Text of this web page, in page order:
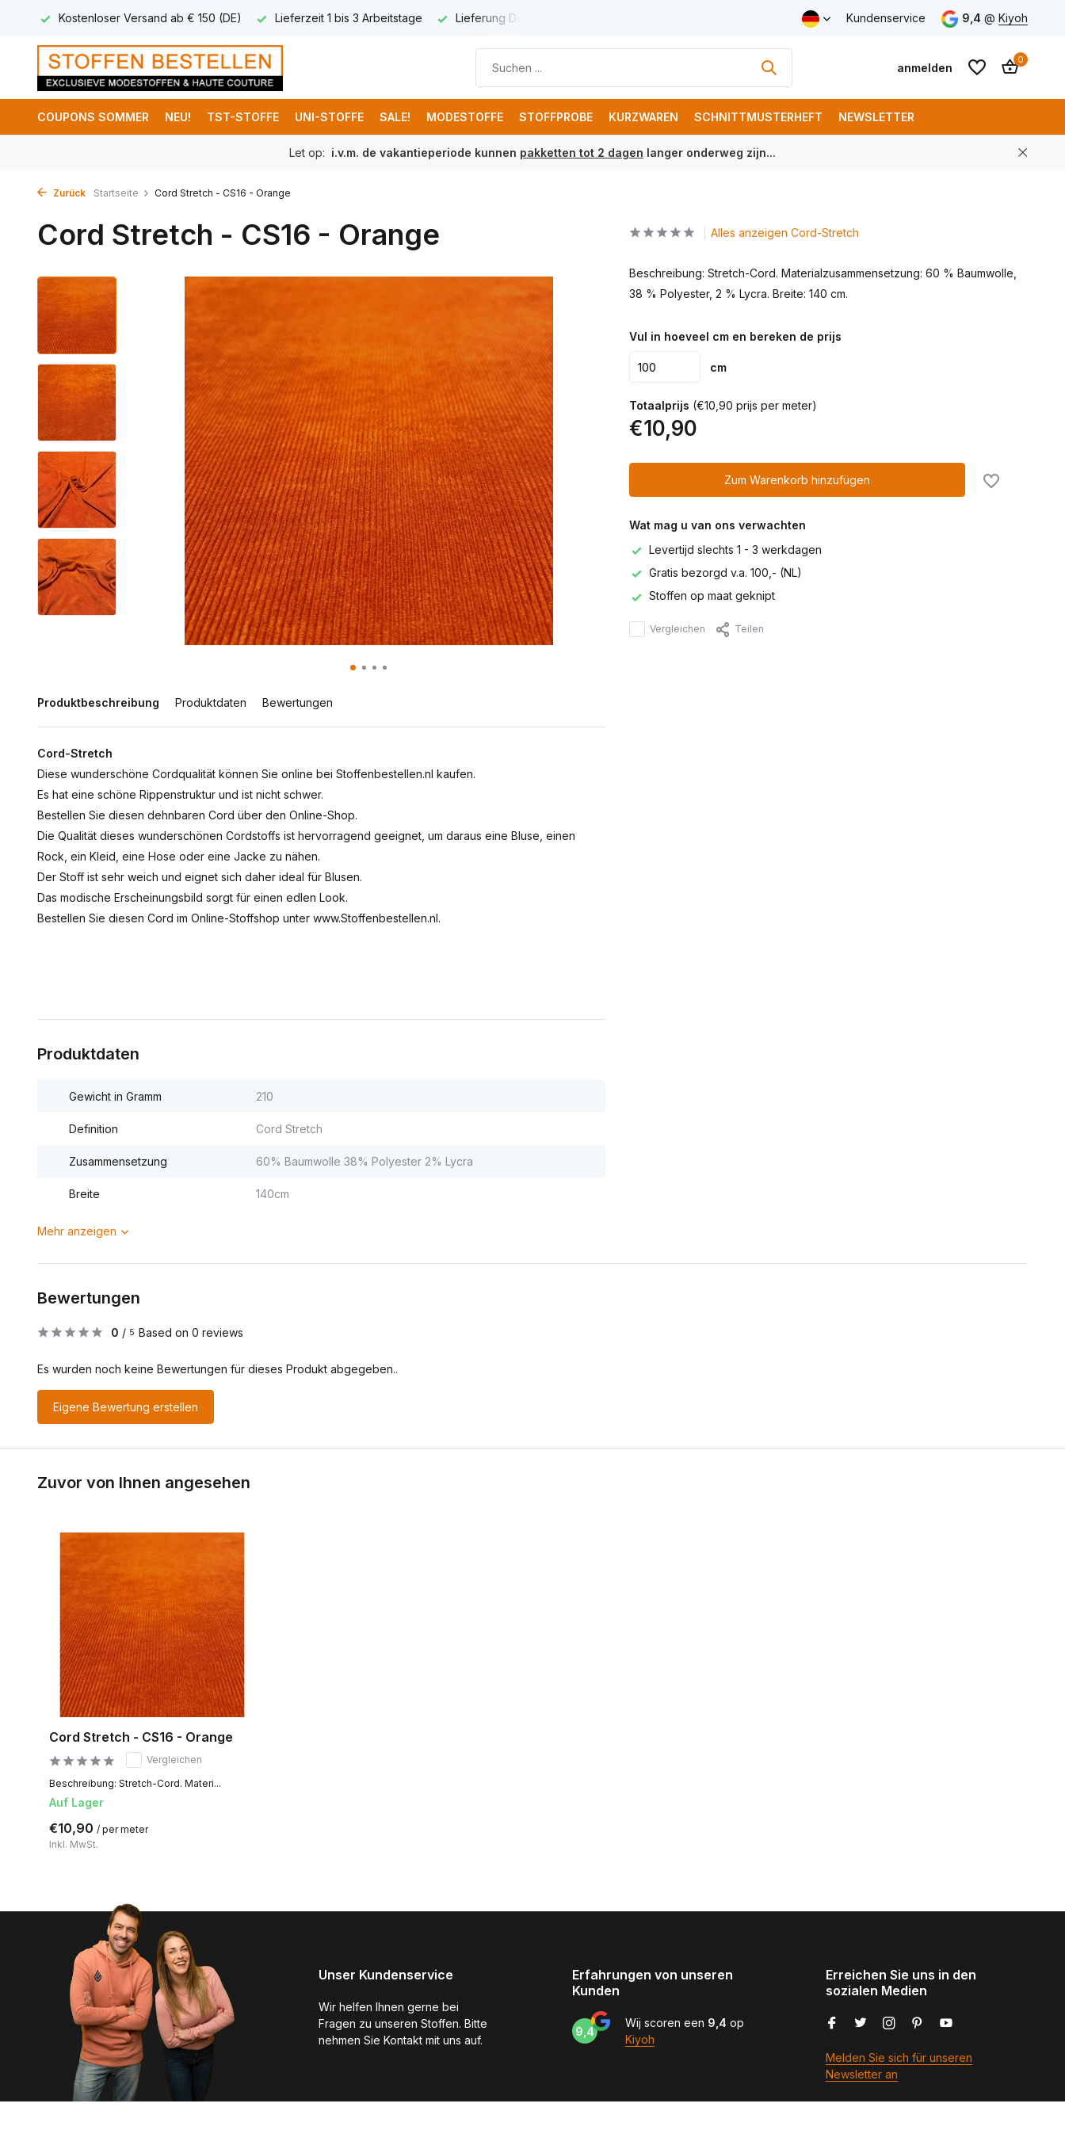
Kostenloser Versand ab € 150 (DE) Lieferzeit 1 bis 3 Arbeitstage Lieferung Deutschland € 8,95 Kostenloser Versand ab € 150 (DE) Kundenservice 9,4 @ Kiyoh
anmelden
anlegen
0
COUPONS SOMMER NEU! TST-STOFFE UNI-STOFFE SALE! MODESTOFFE STOFFPROBE KURZWAREN SCHNITTMUSTERHEFT NEWSLETTER
Let op: i.v.m. de vakantieperiode kunnen pakketten tot 2 dagen langer onderweg zijn...
Zurück Startseite Cord Stretch - CS16 - Orange
Cord Stretch - CS16 - Orange
Produktbeschreibung Produktdaten Bewertungen
Cord-Stretch
Diese wunderschöne Cordqualität können Sie online bei Stoffenbestellen.nl kaufen.
Es hat eine schöne Rippenstruktur und ist nicht schwer.
Bestellen Sie diesen dehnbaren Cord über den Online-Shop.
Die Qualität dieses wunderschönen Cordstoffs ist hervorragend geeignet, um daraus eine Bluse, einen
Rock, ein Kleid, eine Hose oder eine Jacke zu nähen.
Der Stoff ist sehr weich und eignet sich daher ideal für Blusen.
Das modische Erscheinungsbild sorgt für einen edlen Look.
Bestellen Sie diesen Cord im Online-Stoffshop unter www.Stoffenbestellen.nl.
Produktdaten
Gewicht in Gramm 210
Definition Cord Stretch
Zusammensetzung 60% Baumwolle 38% Polyester 2% Lycra
Breite 140cm
Mehr anzeigen
Alles anzeigen Cord-Stretch
Beschreibung: Stretch-Cord. Materialzusammensetzung: 60 % Baumwolle,
38 % Polyester, 2 % Lycra. Breite: 140 cm.
Vul in hoeveel cm en bereken de prijs
cm
Totaalprijs (€10,90 prijs per meter)
€10,90
Zum Warenkorb hinzufügen
Wat mag u van ons verwachten
Levertijd slechts 1 - 3 werkdagen
Gratis bezorgd v.a. 100,- (NL)
Stoffen op maat geknipt
Vergleichen Teilen
Bewertungen
0 / 5 Based on 0 reviews
Es wurden noch keine Bewertungen für dieses Produkt abgegeben..
Eigene Bewertung erstellen
Zuvor von Ihnen angesehen
Cord Stretch - CS16 - Orange
Vergleichen
Beschreibung: Stretch-Cord. Materi...
Auf Lager
€10,90 / per meter
Inkl. MwSt.
Unser Kundenservice
Wir helfen Ihnen gerne bei
Fragen zu unseren Stoffen. Bitte
nehmen Sie Kontakt mit uns auf.
Erfahrungen von unseren
Kunden
9,4
Wij scoren een 9,4 op
Kiyoh
Erreichen Sie uns in den
sozialen Medien
Melden Sie sich für unseren
Newsletter an